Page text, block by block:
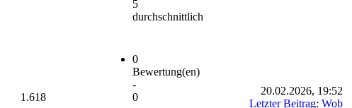
5
durchschnittlich
1.618
0
Bewertung(en)
-
0
20.02.2026, 19:52
Letzter Beitrag: Wob